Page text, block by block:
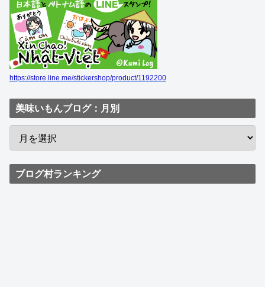
https://store.line.me/stickershop/product/1192200
美味いもんブログ：月別
ブログ村ランキング